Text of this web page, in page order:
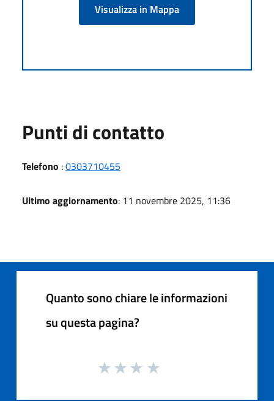
Visualizza in Mappa
Punti di contatto
Telefono :0303710455
Ultimo aggiornamento: 11 novembre 2025, 11:36
Quanto sono chiare le informazioni
su questa pagina?